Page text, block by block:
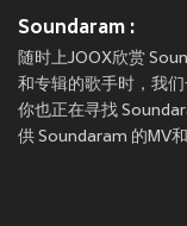
Soundaram :
随时上JOOX欣赏
和专辑的歌手时，我
你也正在寻找
供 Soundaram 的MV